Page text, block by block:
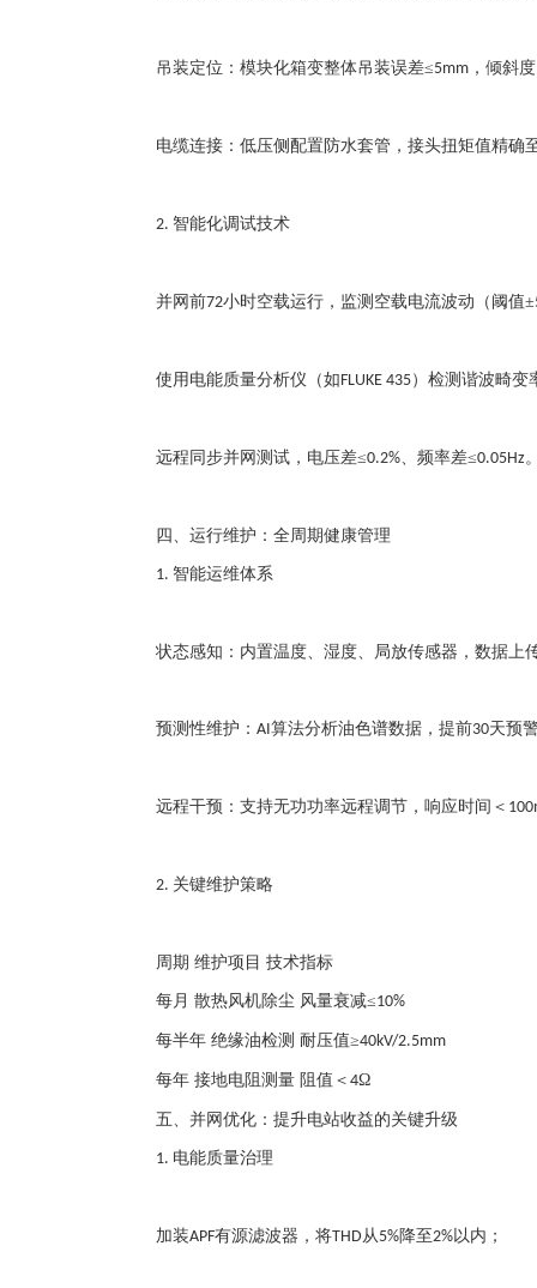
吊装定位：模块化箱变整体吊装误差≤5mm ，倾斜
电缆连接：低压侧配置防水套管，接头扭矩值精确
2. 智能化调试技术
并网前72小时空载运行，监测空载电流波动（阈值±
使用电能质量分析仪（如FLUKE 435）检测谐波畸变
远程同步并网测试，电压差≤0.2%、频率差≤0.05Hz
四、运行维护：全周期健康管理
1. 智能运维体系
状态感知：内置温度、湿度、局放传感器，数据上
预测性维护： AI算法分析油色谱数据，提前30天预
远程干预：支持无功功率远程调节，响应时间＜
2. 关键维护策略
周期 维护项目 技术指标
每月 散热风机除尘 风量衰减≤10%
每半年 绝缘油检测 耐压值≥40kV/2.5mm
每年 接地电阻测量 阻值＜ 4Ω
五、并网优化：提升电站收益的关键升级
1. 电能质量治理
加装APF有源滤波器，将THD从5%降至2%以内；